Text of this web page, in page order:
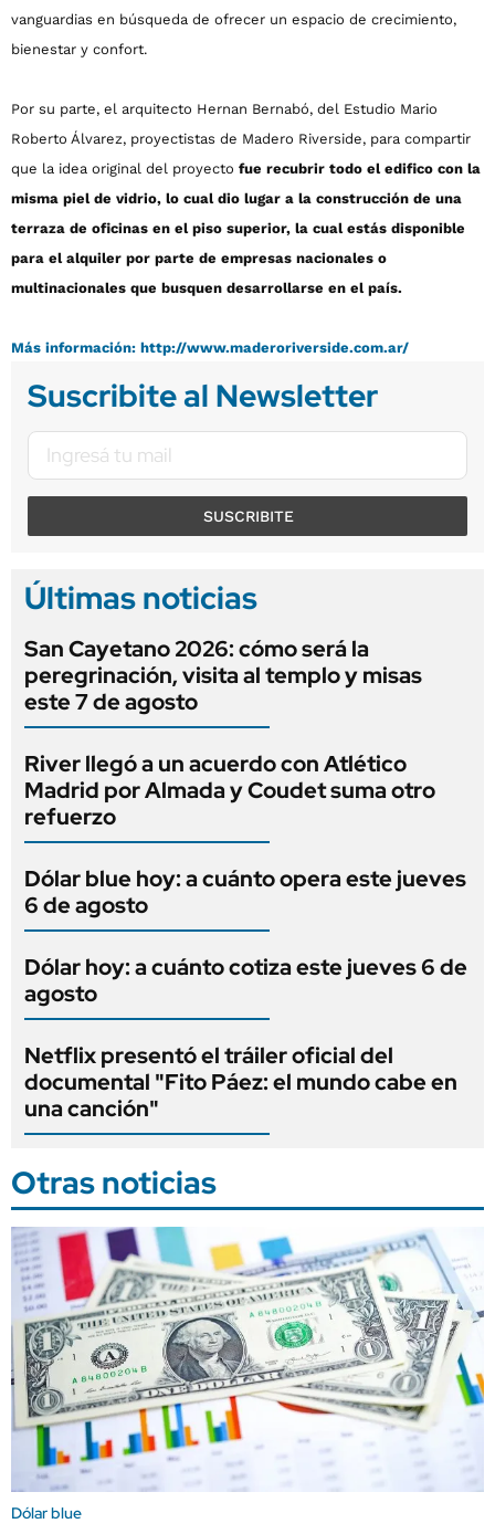
vanguardias en búsqueda de ofrecer un espacio de crecimiento,
bienestar y confort.
Por su parte, el arquitecto Hernan Bernabó, del Estudio Mario
Roberto Álvarez, proyectistas de Madero Riverside, para compartir
que la idea original del proyecto fue recubrir todo el edifico con la
misma piel de vidrio, lo cual dio lugar a la construcción de una
terraza de oficinas en el piso superior, la cual estás disponible
para el alquiler por parte de empresas nacionales o
multinacionales que busquen desarrollarse en el país.
Más información: http://www.maderoriverside.com.ar/
Suscribite al Newsletter
SUSCRIBITE
Últimas noticias
San Cayetano 2026: cómo será la
peregrinación, visita al templo y misas
este 7 de agosto
River llegó a un acuerdo con Atlético
Madrid por Almada y Coudet suma otro
refuerzo
Dólar blue hoy: a cuánto opera este jueves
6 de agosto
Dólar hoy: a cuánto cotiza este jueves 6 de
agosto
Netflix presentó el tráiler oficial del
documental "Fito Páez: el mundo cabe en
una canción"
Otras noticias
Dólar blue